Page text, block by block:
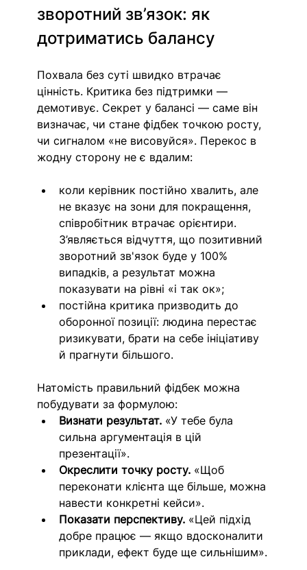
зворотний зв’язок: як
дотриматись балансу
Похвала без суті швидко втрачає
цінність. Критика без підтримки —
демотивує. Секрет у балансі — саме він
визначає, чи стане фідбек точкою росту,
чи сигналом «не висовуйся». Перекос в
жодну сторону не є вдалим:
коли керівник постійно хвалить, але
не вказує на зони для покращення,
співробітник втрачає орієнтири.
З’являється відчуття, що позитивний
зворотний зв'язок буде у 100%
випадків, а результат можна
показувати на рівні «і так ок»;
постійна критика призводить до
оборонної позиції: людина перестає
ризикувати, брати на себе ініціативу
й прагнути більшого.
Натомість правильний фідбек можна
побудувати за формулою:
Визнати результат. «У тебе була
сильна аргументація в цій
презентації».
Окреслити точку росту. «Щоб
переконати клієнта ще більше, можна
навести конкретні кейси».
Показати перспективу. «Цей підхід
добре працює — якщо вдосконалити
приклади, ефект буде ще сильнішим».